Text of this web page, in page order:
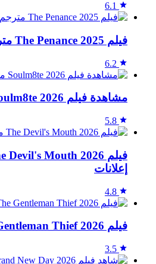
6.1
فيلم The Penance 2025 مترجم مباشرة HD
6.2
مشاهدة فيلم Soulm8te 2026 مترجم اون لاين
5.8
إعلانات
4.8
فيلم The Gentleman Thief 2026 مترجم اون لاين
3.5